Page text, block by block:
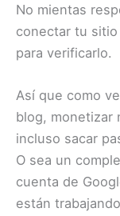
No mientas
conectar tu
para verificarlo.
Así que como
blog, monetizar
incluso sacar
O sea un
cuenta de
están